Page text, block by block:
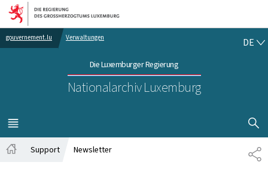
Zur Hauptnavigation
Zum Inhalt
gouvernement.lu Verwaltungen
Die Luxemburger Regierung
Nationalarchiv Luxemburg
DE
MENÜ
HAUPT-
Support Newsletter